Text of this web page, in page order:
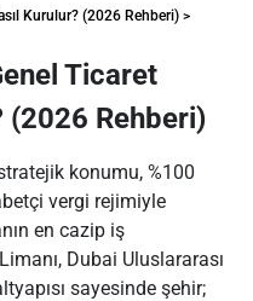
Kurulur? (2026 Rehberi) >
Ticaret
(2026 Rehberi)
konumu, %100
vergi rejimiyle
en cazip iş
Dubai Uluslararası
sayesinde şehir;